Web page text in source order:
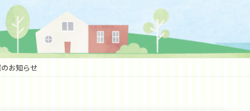
お知らせ